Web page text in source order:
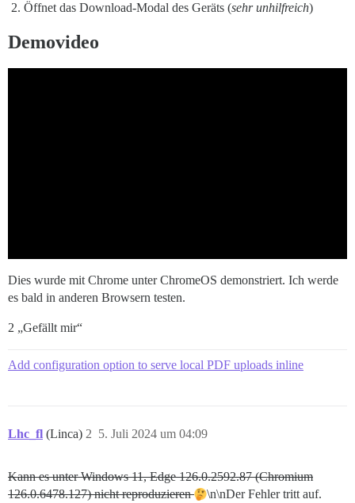
Öffnet das Download-Modal des Geräts (sehr unhilfreich)
Demovideo
Dies wurde mit Chrome unter ChromeOS demonstriert. Ich werde
es bald in anderen Browsern testen.
2 „Gefällt mir“
Add configuration option to serve local PDF uploads inline
Lhc_fl (Linca) 5. Juli 2024 um 04:09
2
Kann es unter Windows 11, Edge 126.0.2592.87 (Chromium
126.0.6478.127) nicht reproduzieren
\n\nDer Fehler tritt auf.